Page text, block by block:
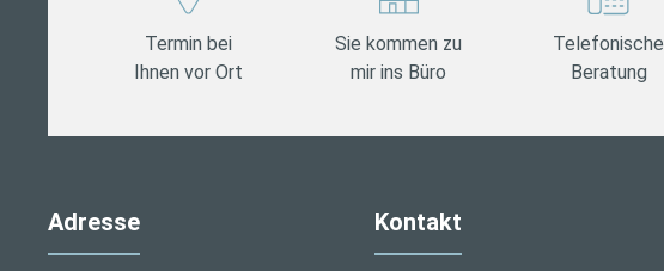
Termin bei
Ihnen vor Ort
Sie kommen zu
mir ins Büro
Telefonische
Beratung
Adresse Kontakt